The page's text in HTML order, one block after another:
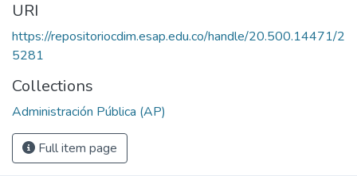
URI
https://repositoriocdim.esap.edu.co/handle/20.500.14471/2
5281
Collections
Administración Pública (AP)
Full item page